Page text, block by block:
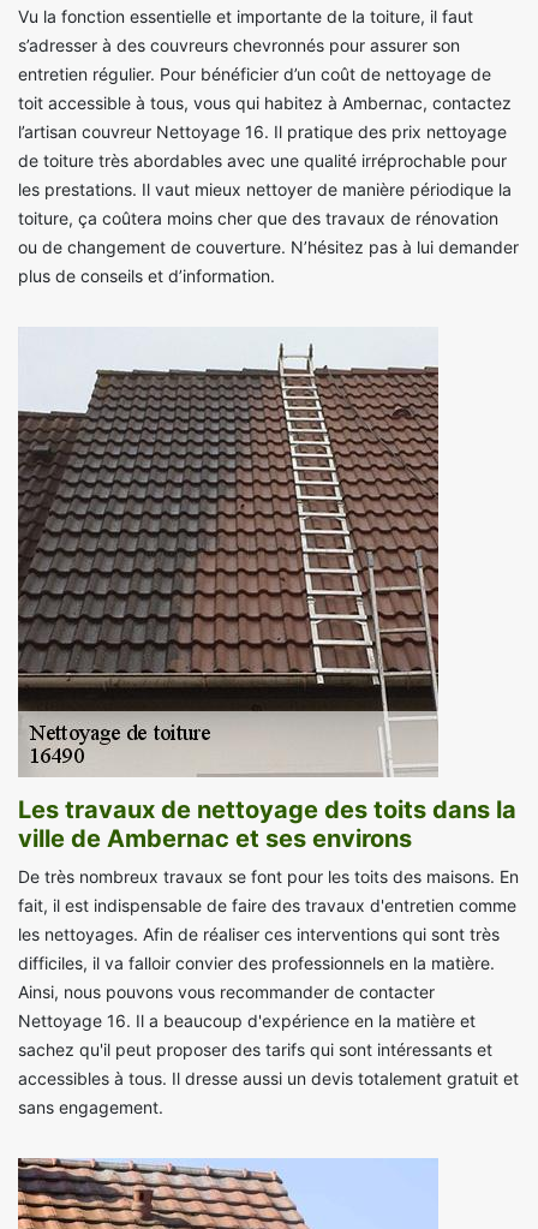
Vu la fonction essentielle et importante de la toiture, il faut
s’adresser à des couvreurs chevronnés pour assurer son
entretien régulier. Pour bénéficier d’un coût de nettoyage de
toit accessible à tous, vous qui habitez à Ambernac, contactez
l’artisan couvreur Nettoyage 16. Il pratique des prix nettoyage
de toiture très abordables avec une qualité irréprochable pour
les prestations. Il vaut mieux nettoyer de manière périodique la
toiture, ça coûtera moins cher que des travaux de rénovation
ou de changement de couverture. N’hésitez pas à lui demander
plus de conseils et d’information.
Les travaux de nettoyage des toits dans la
ville de Ambernac et ses environs
De très nombreux travaux se font pour les toits des maisons. En
fait, il est indispensable de faire des travaux d'entretien comme
les nettoyages. Afin de réaliser ces interventions qui sont très
difficiles, il va falloir convier des professionnels en la matière.
Ainsi, nous pouvons vous recommander de contacter
Nettoyage 16. Il a beaucoup d'expérience en la matière et
sachez qu'il peut proposer des tarifs qui sont intéressants et
accessibles à tous. Il dresse aussi un devis totalement gratuit et
sans engagement.